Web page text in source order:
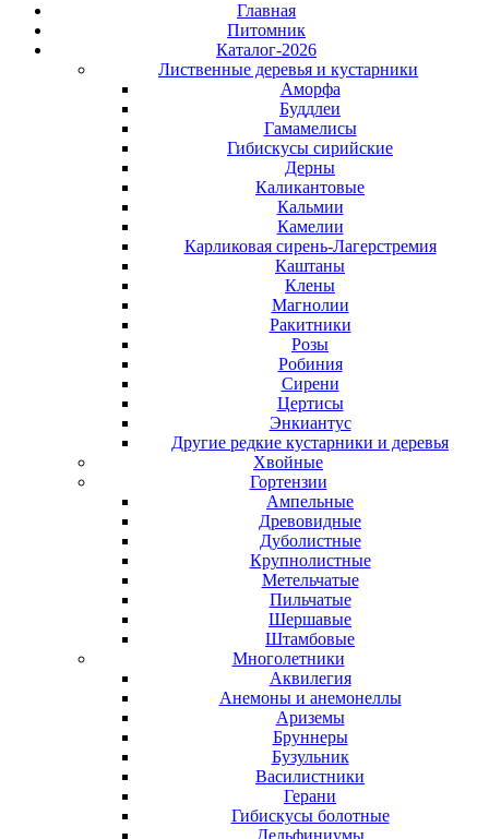
Главная
Питомник
Каталог-2026
Лиственные деревья и кустарники
Аморфа
Буддлеи
Гамамелисы
Гибискусы сирийские
Дерны
Каликантовые
Кальмии
Камелии
Карликовая сирень-Лагерстремия
Каштаны
Клены
Магнолии
Ракитники
Розы
Робиния
Сирени
Цертисы
Энкиантус
Другие редкие кустарники и деревья
Хвойные
Гортензии
Ампельные
Древовидные
Дуболистные
Крупнолистные
Метельчатые
Пильчатые
Шершавые
Штамбовые
Многолетники
Аквилегия
Анемоны и анемонеллы
Ариземы
Бруннеры
Бузульник
Василистники
Герани
Гибискусы болотные
Дельфиниумы